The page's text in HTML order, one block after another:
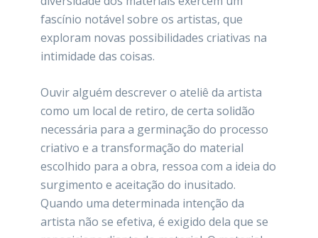
fascínio notável sobre os artistas, que
exploram novas possibilidades criativas na
intimidade das coisas.
Ouvir alguém descrever o ateliê da artista
como um local de retiro, de certa solidão
necessária para a germinação do processo
criativo e a transformação do material
escolhido para a obra, ressoa com a ideia do
surgimento e aceitação do inusitado.
Quando uma determinada intenção da
artista não se efetiva, é exigido dela que se